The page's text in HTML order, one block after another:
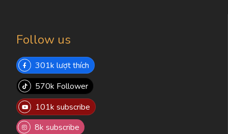
Follow us
301k lượt thích
570k Follower
101k subscribe
8k subscribe